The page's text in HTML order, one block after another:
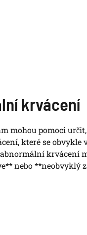
krvácení
mohou pomoci
které se
krvácení
nebo **neobvyklý